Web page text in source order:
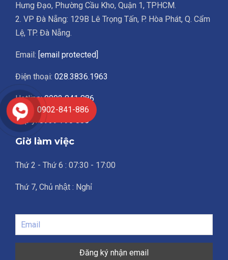
Hưng Đạo, Phường Cầu Kho, Quận 1, TPHCM.
2. VP Đà Nẵng: 129B Lê Trọng Tấn, P. Hòa Phát, Q. Cẩm
Lệ, TP. Đà Nẵng.
Email: [email protected]
Điện thoại: 028.3836.1963
Hotline:0902 841 886
Góp ý:0939 790 886
Giờ làm việc
Thứ 2 - Thứ 6 : 07:30 - 17:00
Thứ 7, Chủ nhật : Nghỉ
0902-841-886